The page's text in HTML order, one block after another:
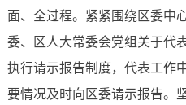
面、全过程。紧紧围绕区委中
委、区人大常委会党组关于代
执行请示报告制度，代表工作
要情况及时向区委请示报告。